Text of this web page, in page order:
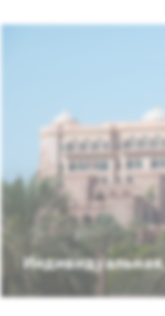
Индивидуальная,